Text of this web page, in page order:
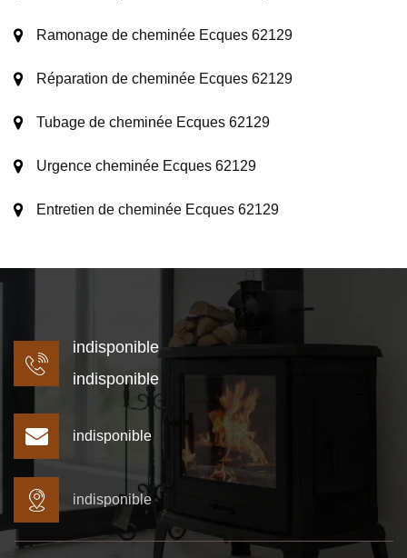
Ramonage de cheminée Ecques 62129
Réparation de cheminée Ecques 62129
Tubage de cheminée Ecques 62129
Urgence cheminée Ecques 62129
Entretien de cheminée Ecques 62129
indisponible
indisponible
indisponible
indisponible